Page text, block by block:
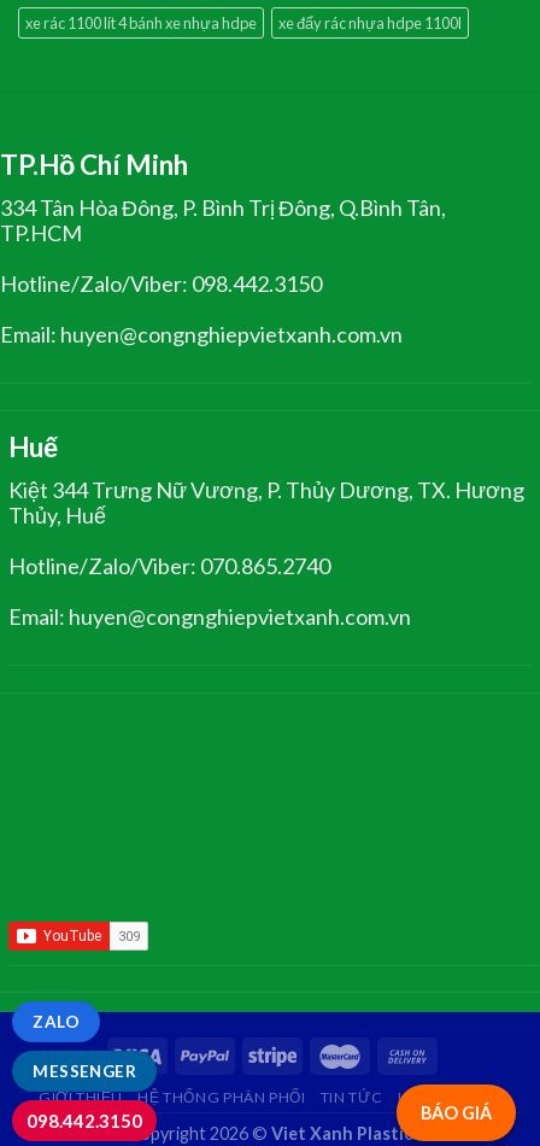
xe rác 1100 lít 4 bánh xe nhựa hdpe
xe đẩy rác nhựa hdpe 1100l
TP.Hồ Chí Minh
334 Tân Hòa Đông, P. Bình Trị Đông, Q.Bình Tân,
TP.HCM
Hotline/Zalo/Viber: 098.442.3150
Email: huyen@congnghiepvietxanh.com.vn
Huế
Kiệt 344 Trưng Nữ Vương, P. Thủy Dương, TX. Hương
Thủy, Huế
Hotline/Zalo/Viber: 070.865.2740
Email: huyen@congnghiepvietxanh.com.vn
BÁO GIÁ
GIỚI THIỆU HỆ THỐNG PHÂN PHỐI TIN TỨC LIÊN HỆ
Copyright 2026 © Viet Xanh Plastic
MESSENGER
ZALO
098.442.3150